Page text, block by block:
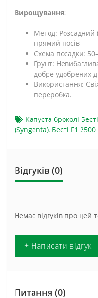
Вирощування:
Метод: Розсадний
прямий посів
Схема посадки:
Ґрунт:
добре удобрених
Використання:
переробка.
Капуста броколі
(Syngenta), Бесті F1 2500
Відгуків (0)
Немає відгуків про цей
+ Написати відгук
Питання (0)